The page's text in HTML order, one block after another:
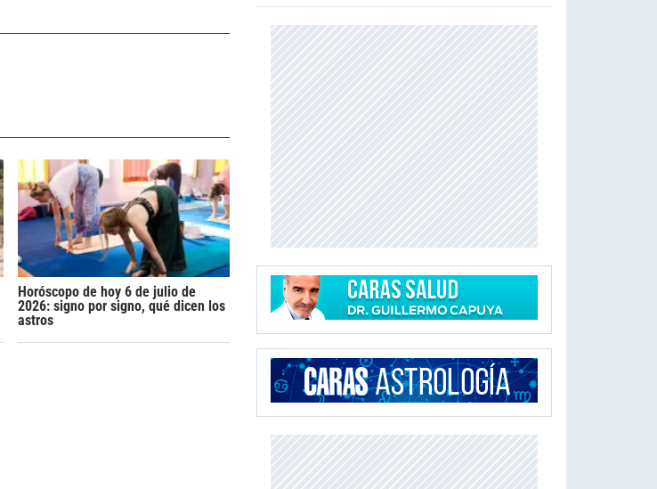
Horóscopo de hoy 6 de julio de
2026: signo por signo, qué dicen los
astros